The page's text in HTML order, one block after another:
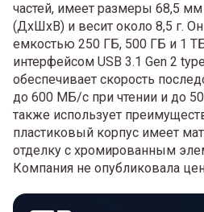
частей, имеет размеры 68,5
(ДхШхВ) и весит около 8,5 г. Он
емкостью 250 ГБ, 500 ГБ и 1
интерфейсом USB 3.1 Gen 2
обеспечивает скорость
до 600 МБ/с при чтении и до
также использует
пластиковый корпус имеет
отделку с хромированным
Компания не опубликовала